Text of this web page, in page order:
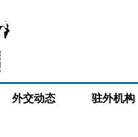
外交动态 驻外机构